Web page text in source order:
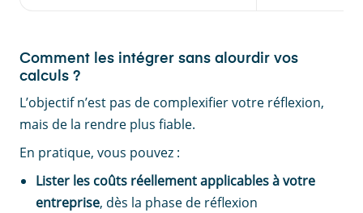
Comment les intégrer sans alourdir vos
calculs ?
L’objectif n’est pas de complexifier votre réflexion,
mais de la rendre plus fiable.
En pratique, vous pouvez :
Lister les coûts réellement applicables à votre
entreprise, dès la phase de réflexion